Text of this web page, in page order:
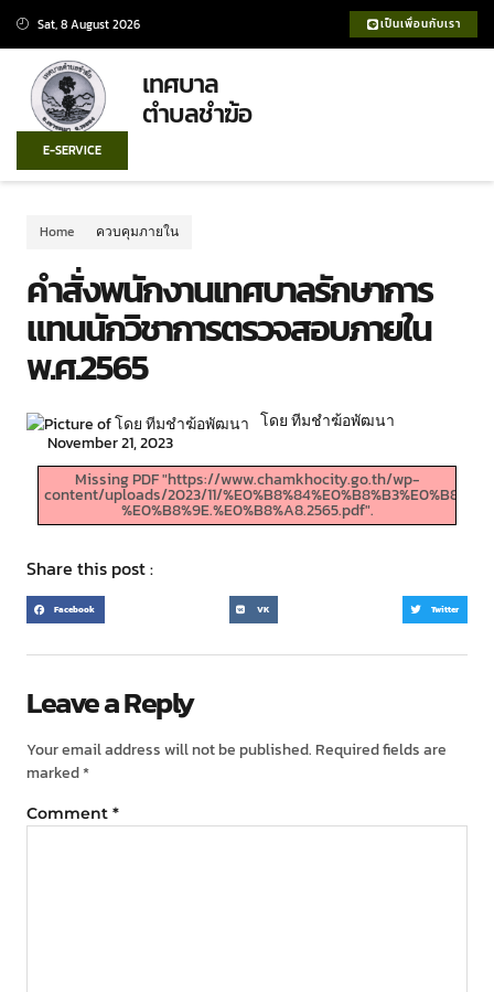
Sat, 8 August 2026 เป็นเพื่อนกับเรา
เทศบาล
ตำบลชำฆ้อ
E-SERVICE
Home ควบคุมภายใน
คำสั่งพนักงานเทศบาลรักษาการ
แทนนักวิชาการตรวจสอบภายใน
พ.ศ.2565
โดย ทีมชำฆ้อพัฒนา
November 21, 2023
Missing PDF "https://www.chamkhocity.go.th/wp-
content/uploads/2023/11/
%E0%B8%9E.%E0%B8%A8.2565.pdf".
Share this post :
Facebook VK Twitter
Leave a Reply
Your email address will not be published. Required fields are
marked*
Comment *